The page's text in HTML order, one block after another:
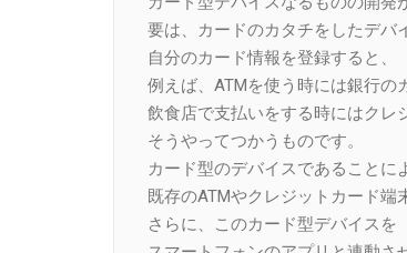
要は、カードのカタチをしたデバ
自分のカード情報を登録すると、
例えば、ATMを使う時には銀行の
飲食店で支払いをする時にはクレ
そうやってつかうものです。
カード型のデバイスであることに
既存のATMやクレジットカード端
さらに、このカード型デバイスを